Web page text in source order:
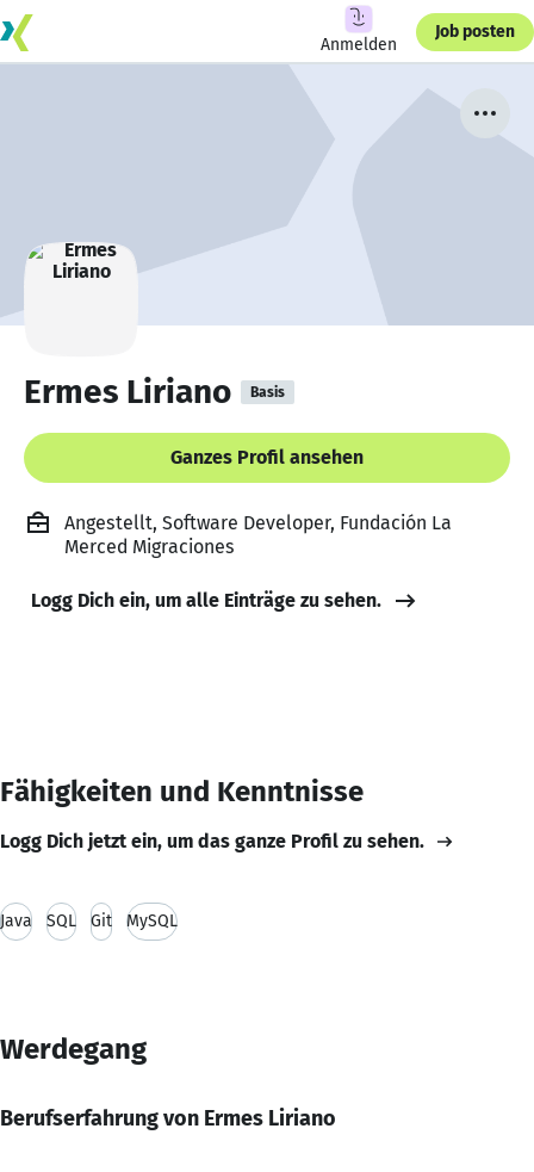
Anmelden
Job posten
Ermes Liriano Basis
Ganzes Profil ansehen
Angestellt, Software Developer, Fundación La
Merced Migraciones
Logg Dich ein, um alle Einträge zu sehen.
Fähigkeiten und Kenntnisse
Logg Dich jetzt ein, um das ganze Profil zu sehen.
Java SQL Git MySQL
Werdegang
Berufserfahrung von Ermes Liriano